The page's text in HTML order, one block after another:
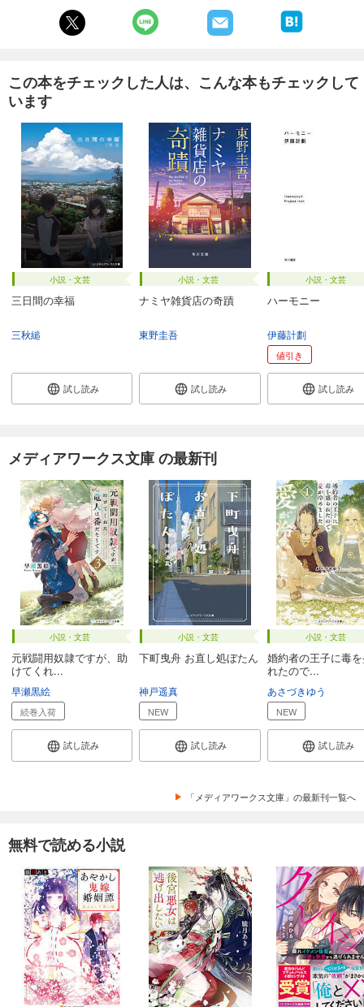
この本をチェックした人は、こんな本もチェックして
います
小説・文芸
三日間の幸福
三秋縋
試し読み
小説・文芸
ナミヤ雑貨店の奇蹟
東野圭吾
試し読み
小説・文芸
ハーモニー
伊藤計劃
値引き
試し読み
メディアワークス文庫 の最新刊
小説・文芸
元戦闘用奴隷ですが、助
けてくれ...
早瀬黒絵
続巻入荷
試し読み
小説・文芸
下町曳舟 お直し処ぼたん
神戸遥真
NEW
試し読み
小説・文芸
婚約者の王子に毒
れたので...
あさづきゆう
NEW
試し読み
「メディアワークス文庫」の最新刊一覧へ
無料で読める小説